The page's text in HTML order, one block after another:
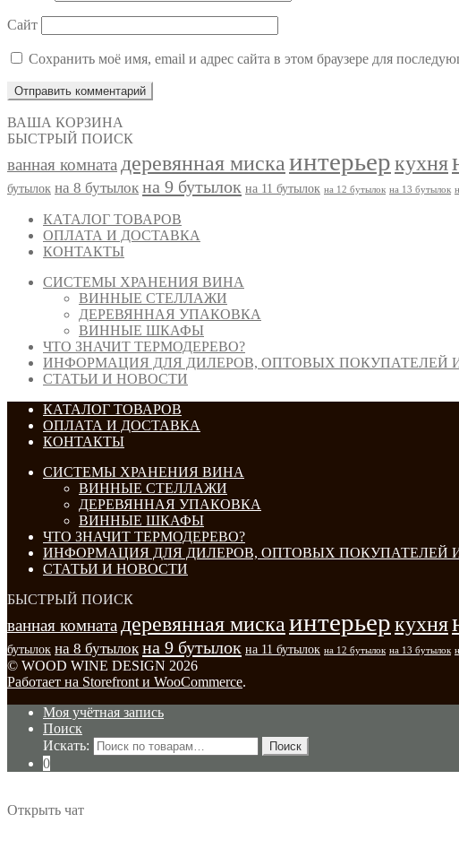
Сайт
Сохранить моё имя, email и адрес сайта в этом браузере для
ВАША КОРЗИНА
БЫСТРЫЙ ПОИСК
ванная комната деревянная миска интерьеркухня
бутылок на 8 бутылок на 9 бутылок на 11 бутылок на 12 бутылок на 13 бутылок
КАТАЛОГ ТОВАРОВ
ОПЛАТА И ДОСТАВКА
КОНТАКТЫ
СИСТЕМЫ ХРАНЕНИЯ ВИНА
ВИННЫЕ СТЕЛЛАЖИ
ДЕРЕВЯННАЯ УПАКОВКА
ВИННЫЕ ШКАФЫ
ЧТО ЗНАЧИТ ТЕРМОДЕРЕВО?
ИНФОРМАЦИЯ ДЛЯ ДИЛЕРОВ, ОПТОВЫХ ПОКУПАТЕЛЕЙ
СТАТЬИ И НОВОСТИ
КАТАЛОГ ТОВАРОВ
ОПЛАТА И ДОСТАВКА
КОНТАКТЫ
СИСТЕМЫ ХРАНЕНИЯ ВИНА
ВИННЫЕ СТЕЛЛАЖИ
ДЕРЕВЯННАЯ УПАКОВКА
ВИННЫЕ ШКАФЫ
ЧТО ЗНАЧИТ ТЕРМОДЕРЕВО?
ИНФОРМАЦИЯ ДЛЯ ДИЛЕРОВ, ОПТОВЫХ ПОКУПАТЕЛЕЙ
СТАТЬИ И НОВОСТИ
БЫСТРЫЙ ПОИСК
ванная комната деревянная миска интерьеркухня
бутылок на 8 бутылок на 9 бутылок на 11 бутылок на 12 бутылок на 13 бутылок
© WOOD WINE DESIGN 2026
Работает на Storefront и WooCommerce.
Моя учётная запись
Поиск
Искать:
Поиск
0
Открыть чат